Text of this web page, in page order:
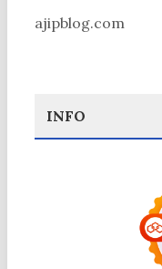
ajipblog.com
INFO